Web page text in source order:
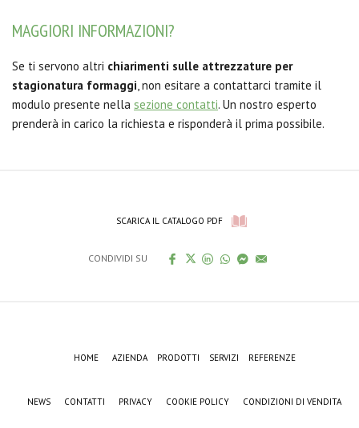
MAGGIORI INFORMAZIONI?
Se ti servono altri chiarimenti sulle attrezzature per
stagionatura formaggi , non esitare a contattarci tramite il
modulo presente nella sezione contatti. Un nostro esperto
prenderà in carico la richiesta e risponderà il prima possibile.
SCARICA IL CATALOGO PDF
CONDIVIDI SU
HOME AZIENDA PRODOTTI SERVIZI REFERENZE
NEWS CONTATTI PRIVACY COOKIE POLICY CONDIZIONI DI VENDITA